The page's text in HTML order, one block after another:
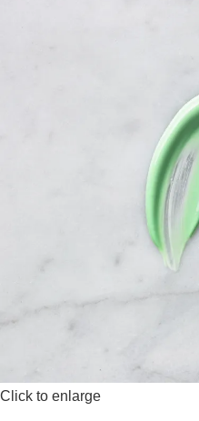
Click to enlarge